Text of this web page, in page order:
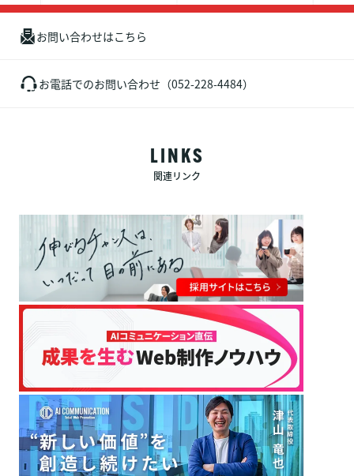
お問い合わせはこちら
お電話でのお問い合わせ（052-228-4484）
LINKS
関連リンク